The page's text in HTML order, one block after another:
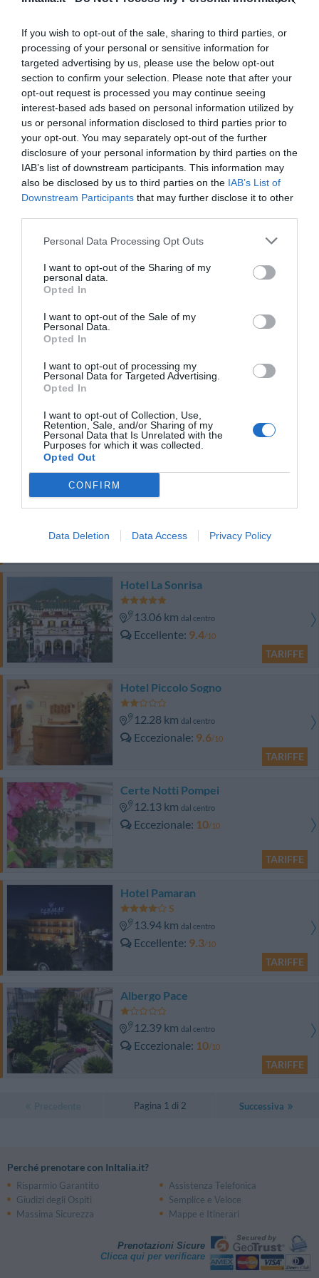
If you wish to opt-out of the sale, sharing to third parties, or
processing of your personal or sensitive information for
targeted advertising by us, please use the below opt-out
section to confirm your selection. Please note that after your
opt-out request is processed you may continue seeing
interest-based ads based on personal information utilized by
us or personal information disclosed to third parties prior to
your opt-out. You may separately opt-out of the further
disclosure of your personal information by third parties on the
IAB’s list of downstream participants. This information may
also be disclosed by us to third parties on the IAB’s List of
Downstream Participants that may further disclose it to other
Personal Data Processing Opt Outs
I want to opt-out of the Sharing of my
personal data.
Opted In
I want to opt-out of the Sale of my
Personal Data.
Opted In
I want to opt-out of processing my
Personal Data for Targeted Advertising.
Opted In
I want to opt-out of Collection, Use,
Retention, Sale, and/or Sharing of my
Personal Data that Is Unrelated with the
Purposes for which it was collected.
Opted Out
CONFIRM
Data Deletion Data Access Privacy Policy
dal centro
TARIFFE
Il Vecchio Binario
6.60 km
Carino 6.4/10
TARIFFE
Hotel Pompei Resort
12.01 km
TARIFFE
Villa Palmentiello
Eccezionale
Grand Hotel Le Galassie
13.59 km dal centro
Eccezionale 9.9/10
Favoloso 8.7 /10
Hotel La Sonrisa
13.06 km dal centro
Eccellente 9.4/10
TARIFFE
Hotel Piccolo Sogno
12.28 km dal centro
Eccezionale 9.6/10
TARIFFE
Certe Notti Pompei
12.13 km dal centro
Eccezionale 10/10
TARIFFE
Hotel Pamaran
13.94 km dal centro
Eccellente 9.3/10
TARIFFE
Albergo Pace
12.39 km dal centro
Eccezionale 10/10
TARIFFE
Pagina 1 di 2 Successiva
Perché prenotare con InItalia.it?
Risparmio Garantito
Assistenza Telefonica
Giudizi degli Ospiti
Semplice e Veloce
Massima Sicurezza
Mappe e Itinerari
Prenotazioni Sicure
Clicca qui per verificare